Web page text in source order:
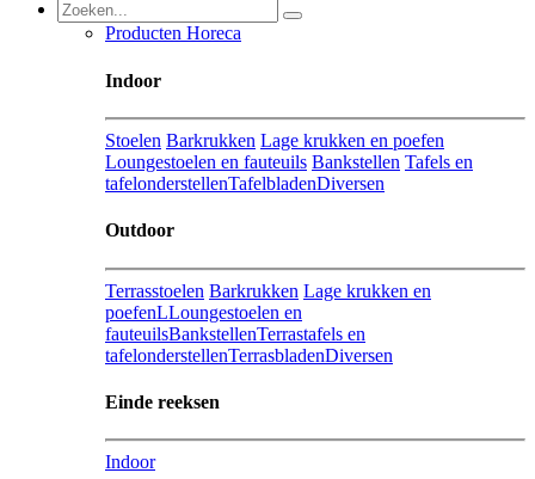
Producten Horeca
Indoor
Stoelen Barkrukken Lage krukken en poefen
Loungestoelen en fauteuils Bankstellen Tafels en
tafelonderstellenTafelbladenDiversen
Outdoor
Terrasstoelen Barkrukken Lage krukken en
poefenLLoungestoelen en
fauteuilsBankstellenTerrastafels en
tafelonderstellenTerrasbladenDiversen
Einde reeksen
Indoor